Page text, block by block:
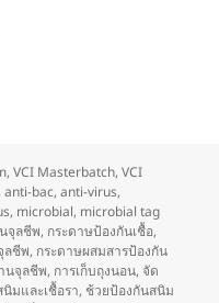
ะสมเชื้อโรค (Dirty things)
,VCI Masterbatch,VCI
,anti-bac,anti-virus,
, microbial, microbial tag
จุลชีพ, กระดาษป้องกันเชื้อ,
ลชีพ, กระดาษผสมสารป้องกัน
นจุลชีพ, การเก็บถุงนอน, จัด
มและเชื้อรา, ช้วยป้องกันสนิม